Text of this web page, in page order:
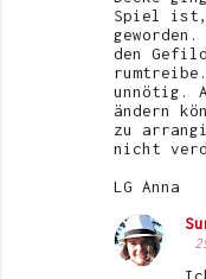
Spiel ist,
den
unnötig.
ändern
zu
nicht
LG Anna